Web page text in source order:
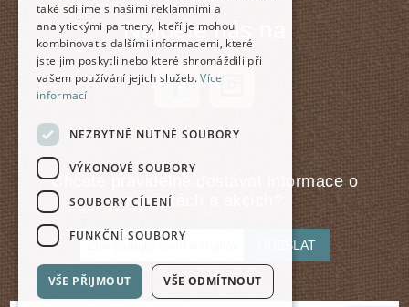
Najdete nás na
Chcete pravidelně dostávat informace o
novinkách a akcích?
ODESLAT
také sdílíme s našimi reklamními a
analytickými partnery, kteří je mohou
kombinovat s dalšími informacemi, které
jste jim poskytli nebo které shromáždili při
vašem používání jejich služeb.Více
informací
NEZBYTNĚ NUTNÉ SOUBORY
VÝKONOVÉ SOUBORY
SOUBORY CÍLENÍ
FUNKČNÍ SOUBORY
VŠE PŘIJMOUT VŠE ODMÍTNOUT